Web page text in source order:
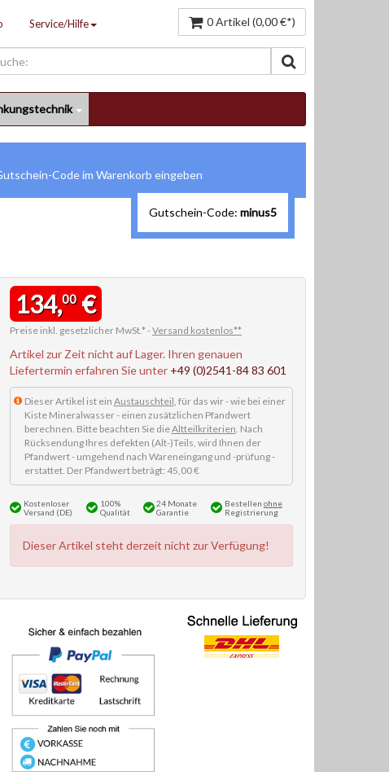
Service/Hilfe 0 Artikel (0,00 €*)
Gutschein-Code: minus5
134,00€
Preise inkl. gesetzlicher MwSt.* -Versand kostenlos**
Artikel zur Zeit nicht auf Lager. Ihren genauen
Liefertermin erfahren Sie unter +49 (0)2541-84 83 601
Dieser Artikel ist ein Austauschteil, für das wir - wie bei einer
Kiste Mineralwasser - einen zusätzlichen Pfandwert
berechnen. Bitte beachten Sie dieAltteilkriterien. Nach
Rücksendung Ihres defekten (Alt-)Teils, wird Ihnen der
Pfandwert - umgehend nach Wareneingang und -prüfung -
erstattet. Der Pfandwert beträgt: 45,00 €
Kostenloser
Versand (DE)
100%
Qualität
24 Monate
Garantie
Bestellen ohne
Registrierung
Dieser Artikel steht derzeit nicht zur Verfügung!